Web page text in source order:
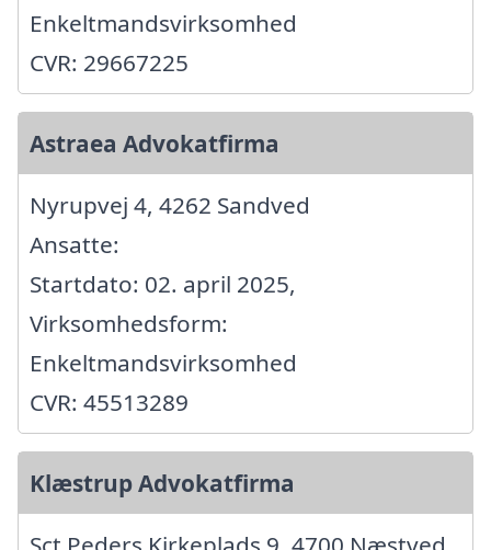
Enkeltmandsvirksomhed
CVR: 29667225
Astraea Advokatfirma
Nyrupvej 4, 4262 Sandved
Ansatte:
Startdato: 02. april 2025,
Virksomhedsform:
Enkeltmandsvirksomhed
CVR: 45513289
Klæstrup Advokatfirma